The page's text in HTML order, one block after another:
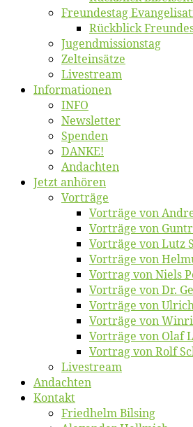
Freun­des­tag
Rück­blick
Jugend­mis­sions­tag
Zelt­ein­sät­ze
Live­stream
Informatio­nen
INFO
News­let­ter
Spen­den
DANKE!
An­dach­ten
Jetzt an­hö­ren
Vor­trä­ge
Vor­trä­ge von
Vor­trä­ge von
Vor­trä­ge von Lutz
Vor­trä­ge von
Vor­trag von Niels
Vor­trä­ge von Dr.
Vor­trä­ge von
Vor­trä­ge von
Vor­trä­ge von Olaf
Vor­trag von Rolf
Live­stream
An­dach­ten
Kon­takt
Fried­helm Bilsing